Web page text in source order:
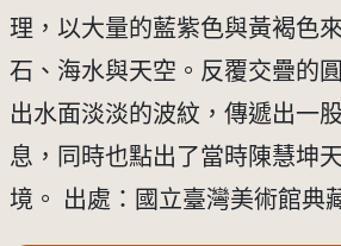
理，以大量的藍紫色與黃褐色
石、海水與天空。反覆交疊的
出水面淡淡的波紋，傳遞出一
息，同時也點出了當時陳慧坤
境。 出處：國立臺灣美術館典